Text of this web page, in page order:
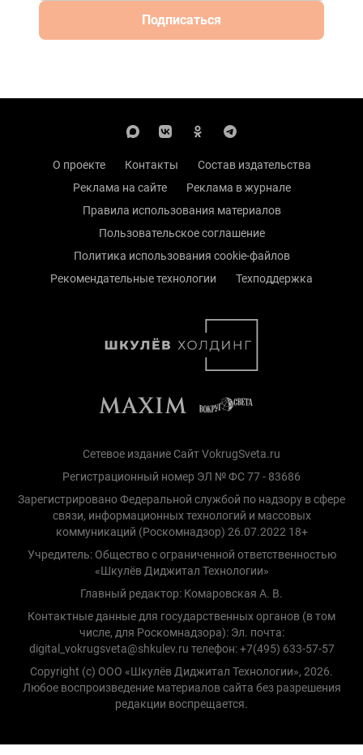
Подписаться
О проекте Контакты
Состав издательства
Реклама на сайте
Реклама в журнале
Правила использования материалов
Пользовательское соглашение
Политика использования cookie-файлов
Рекомендательные технологии
Техподдержка
Сетевое издание Сайт VokrugSveta.ru
Регистрационный номер ЭЛ № ФС 77 - 83686
Зарегистрировано Федеральной службой по надзору в сфере
связи, информационных технологий и массовых
коммуникаций (Роскомнадзор) 26.07.2022 18+
Учредитель: Общество с ограниченной ответственностью
«Шкулёв Диджитал Технологии»
Главный редактор: Комаровская А. В.
Контактные данные для государственных органов (в том
числе, для Роскомнадзора): Эл. почта:
digital_vokrugsveta@shkulev.ru телефон: +7(495) 633-57-57
Copyright (с) ООО «Шкулёв Диджитал Технологии», 2026.
Любое воспроизведение материалов сайта без разрешения
редакции воспрещается.